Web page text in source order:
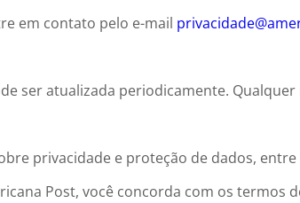
em contato pelo e-mail
ser atualizada periodicamente.
privacidade e proteção de dados,
Post, você concorda com os termos